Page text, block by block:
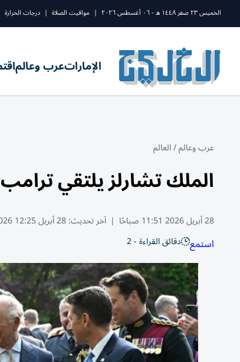
الخميس ٢٣ صفر ١٤٤٨ ه - ٠٦ أغسطس ٢٠٢٦ | مواقيت الصلاة | درجات الحرارة
الإماراتعرب وعالم
عرب وعالم/العالم
الملك تشارلز يلتقي
28 أبريل 2026 11:51 صباحًا | آخر تحديث:28 أبريل 12:25 2026
استمع دقائق القراءة - 2